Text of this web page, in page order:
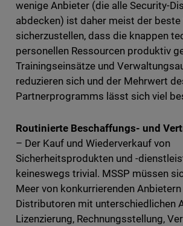
wenige Anbieter (die alle Security-
abdecken) ist daher meist der beste
sicherzustellen, dass die knappen
personellen Ressourcen produktiv
Trainingseinsätze und
reduzieren sich und der Mehrwert
Partnerprogramms lässt sich viel
Routinierte Beschaffungs- und
– Der Kauf und Wiederverkauf von
Sicherheitsprodukten und -
keineswegs trivial. MSSP müssen
Meer von konkurrierenden Anbietern
Distributoren mit unterschiedlichen
Lizenzierung, Rechnungsstellung,